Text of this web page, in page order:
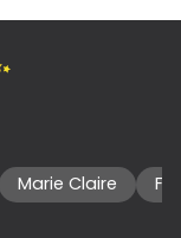
Marie Claire